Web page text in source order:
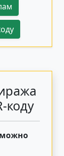
коду